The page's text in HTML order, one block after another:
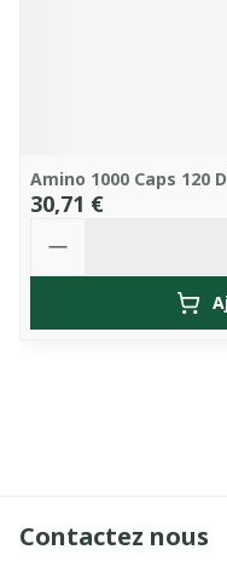
Amino 1000 Caps 120
30,71 €
Contactez nous